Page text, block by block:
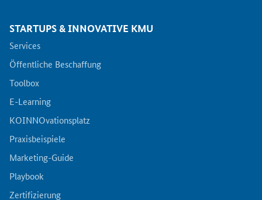
STARTUPS & INNOVATIVE KMU
Services
Öffentliche Beschaffung
Toolbox
E-Learning
KOINNOvationsplatz
Praxisbeispiele
Marketing-Guide
Playbook
Zertifizierung